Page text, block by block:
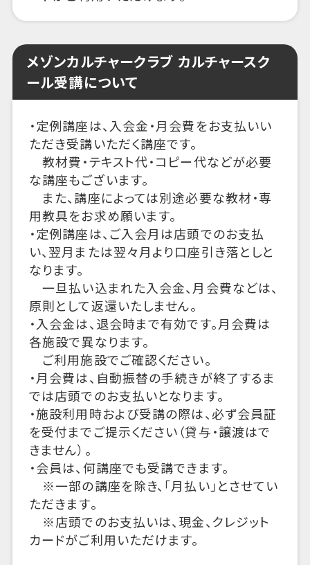
メゾンカルチャークラブ カルチャースク
ール受講について
・定例講座は、入会金・月会費をお支払いい
ただき受講いただく講座です。
教材費・テキスト代・コピー代などが必要
な講座もございます。
また、講座によっては別途必要な教材・専
用教具をお求め願います。
・定例講座は、ご入会月は店頭でのお支払
い、翌月または翌々月より口座引き落としと
なります。
一旦払い込まれた入会金、月会費などは、
原則として返還いたしません。
・入会金は、退会時まで有効です。月会費は
各施設で異なります。
ご利用施設でご確認ください。
・月会費は、自動振替の手続きが終了するま
では店頭でのお支払いとなります。
・施設利用時および受講の際は、必ず会員証
を受付までご提示ください（貸与・譲渡はで
きません）。
・会員は、何講座でも受講できます。
※一部の講座を除き、「月払い」とさせてい
ただきます。
※店頭でのお支払いは、現金、クレジット
カードがご利用いただけます。